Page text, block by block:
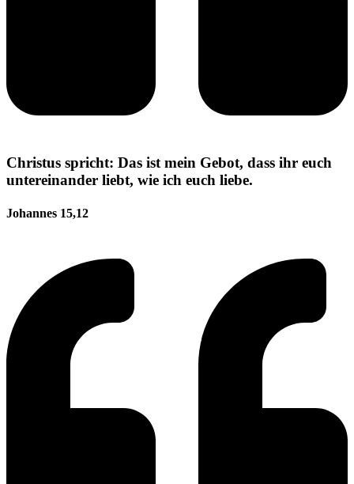
Christus spricht: Das ist mein Gebot, dass ihr euch
untereinander liebt, wie ich euch liebe.
Johannes 15,12